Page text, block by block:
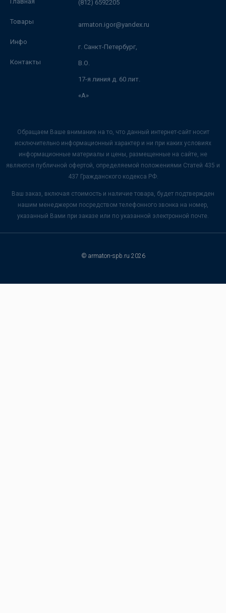
Товары
Инфо
Контакты
(812) 6592205
armaton.igor@yandex.ru
г. Санкт-Петербург,
В.О.
17-я линия д. 60 лит.
«А»
Обращаем Ваше внимание на то, что данный интернет-сайт носит
исключительно информационный характер и ни при каких условиях
информационные материалы и цены, размещенные на сайте, не
являются публичной офертой, определяемой положениями Статей 435 и
437 Гражданского кодекса РФ.
Ваш заказ, включая стоимость и наличие товара, будет подтвержден
нашим менеджером посредством телефонного звонка на номер,
указанный Вами при заказе или по указанной электронной почте.
© armaton-spb.ru 2026